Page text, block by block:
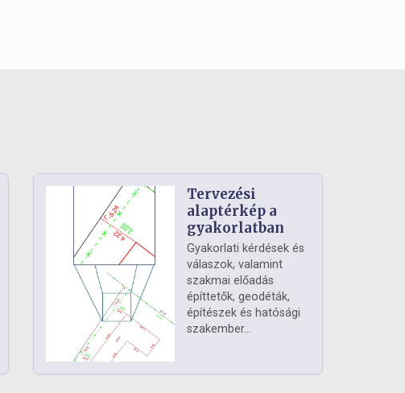
Tervezési
alaptérkép a
gyakorlatban
Gyakorlati kérdések és
válaszok, valamint
szakmai előadás
építtetők, geodéták,
építészek és hatósági
szakember...